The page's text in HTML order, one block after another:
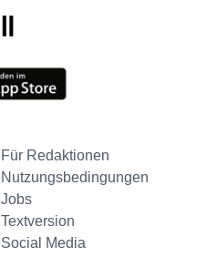
Für Redaktionen
Nutzungsbedingungen
Jobs
Textversion
Social Media